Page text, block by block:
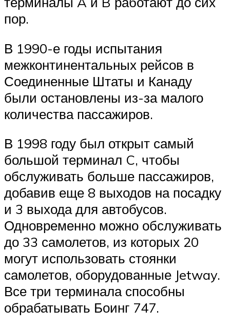
пор.
В 1990-е годы испытания
межконтинентальных рейсов в
Соединенные Штаты и Канаду
были остановлены из-за малого
количества пассажиров.
В 1998 году был открыт самый
большой терминал C, чтобы
обслуживать больше пассажиров,
добавив еще 8 выходов на посадку
и 3 выхода для автобусов.
Одновременно можно обслуживать
до 33 самолетов, из которых 20
могут использовать стоянки
самолетов, оборудованные Jetway.
Все три терминала способны
обрабатывать Боинг 747.